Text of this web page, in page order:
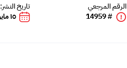
الرقم المرجعي
# 14959
تاريخ النشر:
١٥ مايو ٢٠٢٥